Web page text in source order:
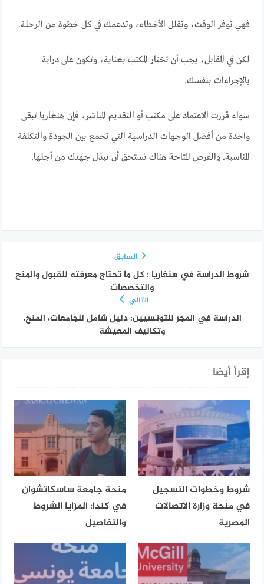
فهي توفر الوقت، وتقلل الأخطاء، وتدعمك في كل خطوة من الرحلة.
لكن في المقابل، يجب أن تختار المكتب بعناية، وتكون على دراية
بالإجراءات بنفسك.
سواء قررت الاعتماد على مكتب أو التقديم المباشر، فإن هنغاريا تبقى
واحدة من أفضل الوجهات الدراسية التي تجمع بين الجودة والتكلفة
المناسبة. والفرص المتاحة هناك تستحق أن تبذل جهدك من أجلها.
السابق
شروط الدراسة في هنغاريا : كل ما تحتاج معرفته للقبول والمنح
والتخصصات
التالي
الدراسة في المجر للتونسيين: دليل شامل للجامعات، المنح،
وتكاليف المعيشة
إقرأ أيضا
شروط وخطوات التسجيل
في منحة وزارة الاتصالات
المصرية
منحة جامعة ساسكاتشوان
في كندا: المزايا الشروط
والتفاصيل